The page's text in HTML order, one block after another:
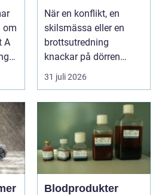
om
A
livet krånglar
När en konflikt, en
skilsmässa eller en
brottsutredning
knackar på dörren
förändras vardagen
snabbt....
31 juli 2026
Blodprodukter